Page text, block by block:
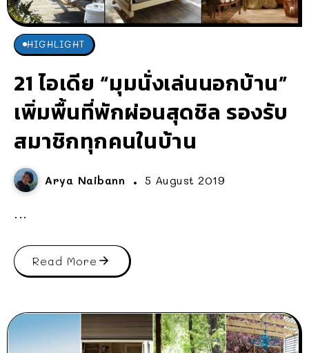
HIGHLIGHT
21 ไอเดีย “มุมนั่งเล่นนอกบ้าน”
เพิ่มพื้นที่พักผ่อนสุดชิล รองรับ
สมาชิกทุกคนในบ้าน
Arya Naibann 5 August 2019
...
Read More